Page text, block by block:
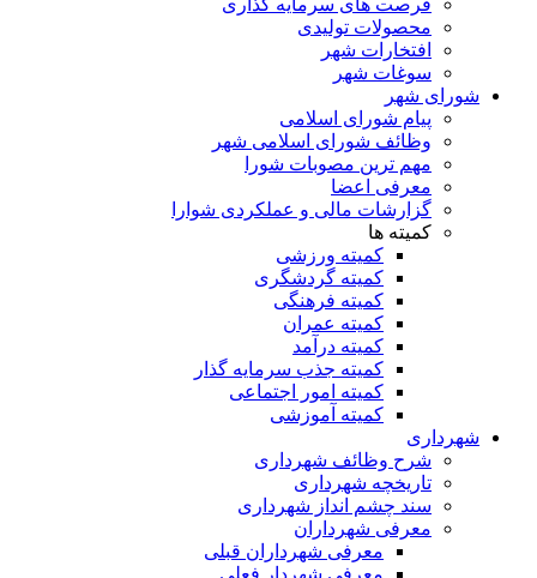
فرصت های سرمایه گذاری
محصولات تولیدی
افتخارات شهر
سوغات شهر
شورای شهر
پیام شورای اسلامی
وظائف شورای اسلامی شهر
مهم ترین مصوبات شورا
معرفی اعضا
گزارشات مالی و عملکردی شوارا
کمیته ها
کمیته ورزشی
کمیته گردشگری
کمیته فرهنگی
کمیته عمران
کمیته درآمد
کمیته جذب سرمایه گذار
کمیته امور اجتماعی
کمیته آموزشی
شهرداری
شرح وظائف شهرداری
تاریخچه شهرداری
سند چشم انداز شهرداری
معرفی شهرداران
معرفی شهرداران قبلی